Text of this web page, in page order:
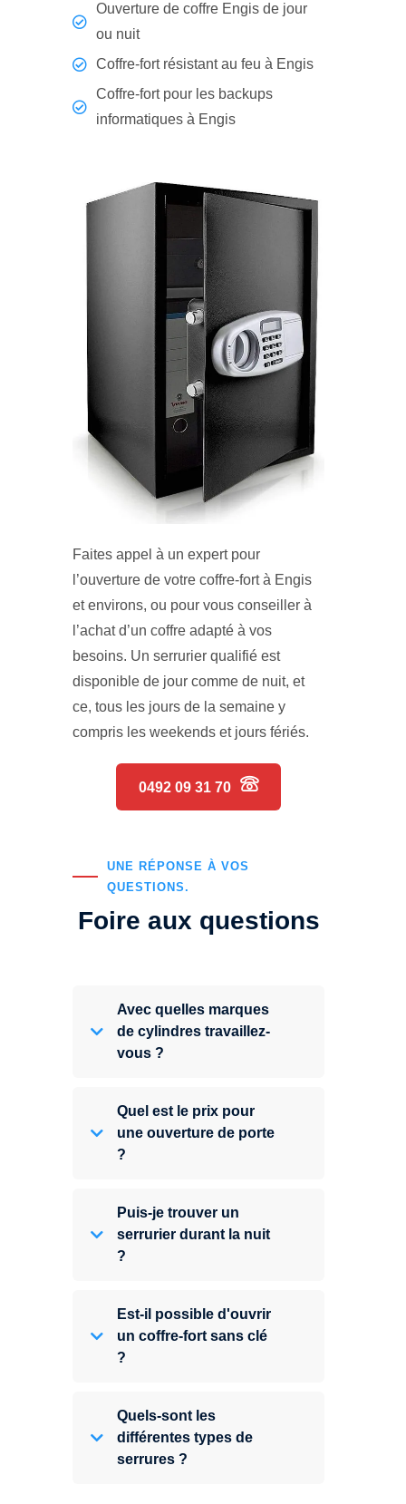
Ouverture de coffre Engis de jour
ou nuit
Coffre-fort résistant au feu à Engis
Coffre-fort pour les backups
informatiques à Engis
Faites appel à un expert pour
l’ouverture de votre coffre-fort à Engis
et environs, ou pour vous conseiller à
l’achat d’un coffre adapté à vos
besoins. Un serrurier qualifié est
disponible de jour comme de nuit, et
ce, tous les jours de la semaine y
compris les weekends et jours fériés.
0492 09 31 70
UNE RÉPONSE À VOS
QUESTIONS.
Foire aux questions
Avec quelles marques
de cylindres travaillez-
vous ?
Quel est le prix pour
une ouverture de porte
?
Puis-je trouver un
serrurier durant la nuit
?
Est-il possible d'ouvrir
un coffre-fort sans clé
?
Quels-sont les
différentes types de
serrures ?